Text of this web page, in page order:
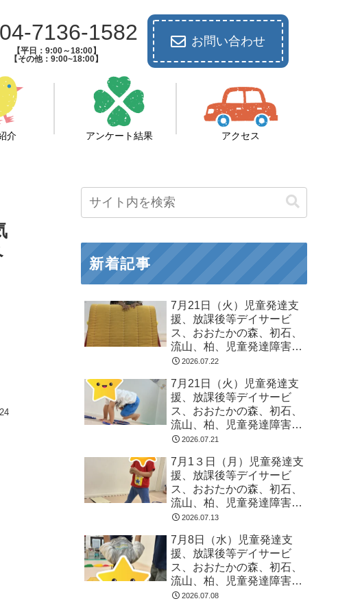
04-7136-1582
【平日：9:00～18:00】
【その他：9:00~18:00】
お問い合わせ
介 アンケート結果 アクセス
新着記事
7月21日（火）児童発達支
援、放課後等デイサービ
ス、おおたかの森、初石、
流山、柏、児童発達障害
運動療育 柳沢運動プログ
る 発達障害 放デイ 自
閉症 ADHD アスペルガ
ー症候
2026.07.22
7月21日（火）児童発達支
援、放課後等デイサービ
ス、おおたかの森、初石、
流山、柏、児童発達障害
運動療育 柳沢運動プログ
る 発達障害 放デイ 自
閉症 ADHD アスペルガ
ー症候
2026.07.21
7月1３日（月）児童発達支
援、放課後等デイサービ
ス、おおたかの森、初石、
流山、柏、児童発達障害
運動療育 柳沢運動プログ
る 発達障害 放デイ 自
閉症 ADHD アスペルガ
ー症候
2026.07.13
7月8日（水）児童発達支
援、放課後等デイサービ
ス、おおたかの森、初石、
流山、柏、児童発達障害
運動療育 柳沢運動プログ
2026.07.08